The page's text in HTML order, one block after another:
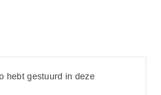
hebt gestuurd in deze